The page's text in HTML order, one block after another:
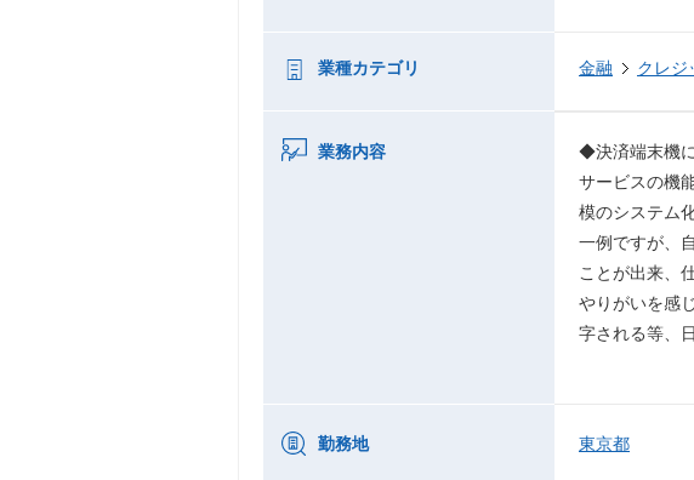
業種カテゴリ 金融 クレジ
業務内容
◆決済端末機
サービスの機
模のシステム
一例ですが、
ことが出来、
やりがいを感
字される等、
勤務地 東京都